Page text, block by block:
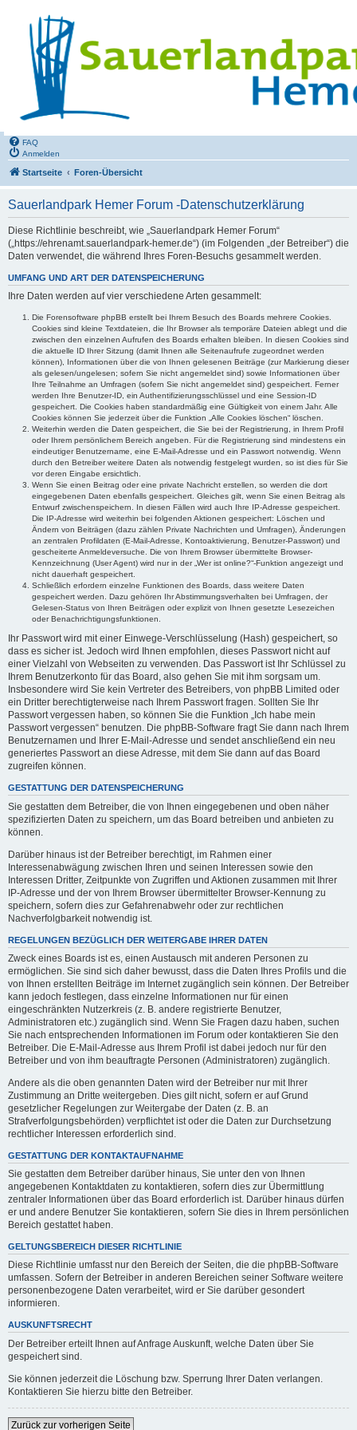
FAQ
Anmelden
Startseite Foren-Übersicht
Sauerlandpark Hemer Forum -Datenschutzerklärung
Diese Richtlinie beschreibt, wie „Sauerlandpark Hemer Forum“
(„https://ehrenamt.sauerlandpark-hemer.de“) (im Folgenden „der Betreiber“) die
Daten verwendet, die während Ihres Foren-Besuchs gesammelt werden.
UMFANG UND ART DER DATENSPEICHERUNG
Ihre Daten werden auf vier verschiedene Arten gesammelt:
Die Forensoftware phpBB erstellt bei Ihrem Besuch des Boards mehrere Cookies.
Cookies sind kleine Textdateien, die Ihr Browser als temporäre Dateien ablegt und die
zwischen den einzelnen Aufrufen des Boards erhalten bleiben. In diesen Cookies sind
die aktuelle ID Ihrer Sitzung (damit Ihnen alle Seitenaufrufe zugeordnet werden
können), Informationen über die von Ihnen gelesenen Beiträge (zur Markierung dieser
als gelesen/ungelesen; sofern Sie nicht angemeldet sind) sowie Informationen über
Ihre Teilnahme an Umfragen (sofern Sie nicht angemeldet sind) gespeichert. Ferner
werden Ihre Benutzer-ID, ein Authentifizierungsschlüssel und eine Session-ID
gespeichert. Die Cookies haben standardmäßig eine Gültigkeit von einem Jahr. Alle
Cookies können Sie jederzeit über die Funktion „Alle Cookies löschen“ löschen.
Weiterhin werden die Daten gespeichert, die Sie bei der Registrierung, in Ihrem Profil
oder Ihrem persönlichem Bereich angeben. Für die Registrierung sind mindestens ein
eindeutiger Benutzername, eine E-Mail-Adresse und ein Passwort notwendig. Wenn
durch den Betreiber weitere Daten als notwendig festgelegt wurden, so ist dies für Sie
vor deren Eingabe ersichtlich.
Wenn Sie einen Beitrag oder eine private Nachricht erstellen, so werden die dort
eingegebenen Daten ebenfalls gespeichert. Gleiches gilt, wenn Sie einen Beitrag als
Entwurf zwischenspeichern. In diesen Fällen wird auch Ihre IP-Adresse gespeichert.
Die IP-Adresse wird weiterhin bei folgenden Aktionen gespeichert: Löschen und
Ändern von Beiträgen (dazu zählen Private Nachrichten und Umfragen), Änderungen
an zentralen Profildaten (E-Mail-Adresse, Kontoaktivierung, Benutzer-Passwort) und
gescheiterte Anmeldeversuche. Die von Ihrem Browser übermittelte Browser-
Kennzeichnung (User Agent) wird nur in der „Wer ist online?“-Funktion angezeigt und
nicht dauerhaft gespeichert.
Schließlich erfordern einzelne Funktionen des Boards, dass weitere Daten
gespeichert werden. Dazu gehören Ihr Abstimmungsverhalten bei Umfragen, der
Gelesen-Status von Ihren Beiträgen oder explizit von Ihnen gesetzte Lesezeichen
oder Benachrichtigungsfunktionen.
Ihr Passwort wird mit einer Einwege-Verschlüsselung (Hash) gespeichert, so
dass es sicher ist. Jedoch wird Ihnen empfohlen, dieses Passwort nicht auf
einer Vielzahl von Webseiten zu verwenden. Das Passwort ist Ihr Schlüssel zu
Ihrem Benutzerkonto für das Board, also gehen Sie mit ihm sorgsam um.
Insbesondere wird Sie kein Vertreter des Betreibers, von phpBB Limited oder
ein Dritter berechtigterweise nach Ihrem Passwort fragen. Sollten Sie Ihr
Passwort vergessen haben, so können Sie die Funktion „Ich habe mein
Passwort vergessen“ benutzen. Die phpBB-Software fragt Sie dann nach Ihrem
Benutzernamen und Ihrer E-Mail-Adresse und sendet anschließend ein neu
generiertes Passwort an diese Adresse, mit dem Sie dann auf das Board
zugreifen können.
GESTATTUNG DER DATENSPEICHERUNG
Sie gestatten dem Betreiber, die von Ihnen eingegebenen und oben näher
spezifizierten Daten zu speichern, um das Board betreiben und anbieten zu
können.
Darüber hinaus ist der Betreiber berechtigt, im Rahmen einer
Interessenabwägung zwischen Ihren und seinen Interessen sowie den
Interessen Dritter, Zeitpunkte von Zugriffen und Aktionen zusammen mit Ihrer
IP-Adresse und der von Ihrem Browser übermittelter Browser-Kennung zu
speichern, sofern dies zur Gefahrenabwehr oder zur rechtlichen
Nachverfolgbarkeit notwendig ist.
REGELUNGEN BEZÜGLICH DER WEITERGABE IHRER DATEN
Zweck eines Boards ist es, einen Austausch mit anderen Personen zu
ermöglichen. Sie sind sich daher bewusst, dass die Daten Ihres Profils und die
von Ihnen erstellten Beiträge im Internet zugänglich sein können. Der Betreiber
kann jedoch festlegen, dass einzelne Informationen nur für einen
eingeschränkten Nutzerkreis (z. B. andere registrierte Benutzer,
Administratoren etc.) zugänglich sind. Wenn Sie Fragen dazu haben, suchen
Sie nach entsprechenden Informationen im Forum oder kontaktieren Sie den
Betreiber. Die E-Mail-Adresse aus Ihrem Profil ist dabei jedoch nur für den
Betreiber und von ihm beauftragte Personen (Administratoren) zugänglich.
Andere als die oben genannten Daten wird der Betreiber nur mit Ihrer
Zustimmung an Dritte weitergeben. Dies gilt nicht, sofern er auf Grund
gesetzlicher Regelungen zur Weitergabe der Daten (z. B. an
Strafverfolgungsbehörden) verpflichtet ist oder die Daten zur Durchsetzung
rechtlicher Interessen erforderlich sind.
GESTATTUNG DER KONTAKTAUFNAHME
Sie gestatten dem Betreiber darüber hinaus, Sie unter den von Ihnen
angegebenen Kontaktdaten zu kontaktieren, sofern dies zur Übermittlung
zentraler Informationen über das Board erforderlich ist. Darüber hinaus dürfen
er und andere Benutzer Sie kontaktieren, sofern Sie dies in Ihrem persönlichen
Bereich gestattet haben.
GELTUNGSBEREICH DIESER RICHTLINIE
Diese Richtlinie umfasst nur den Bereich der Seiten, die die phpBB-Software
umfassen. Sofern der Betreiber in anderen Bereichen seiner Software weitere
personenbezogene Daten verarbeitet, wird er Sie darüber gesondert
informieren.
AUSKUNFTSRECHT
Der Betreiber erteilt Ihnen auf Anfrage Auskunft, welche Daten über Sie
gespeichert sind.
Sie können jederzeit die Löschung bzw. Sperrung Ihrer Daten verlangen.
Kontaktieren Sie hierzu bitte den Betreiber.
Zurück zur vorherigen Seite